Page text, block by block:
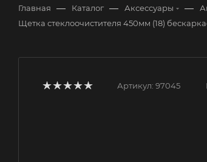
Главная — Каталог — Аксессуары —
Щетка стеклоочистителя 450мм (18)
Артикул: 97045